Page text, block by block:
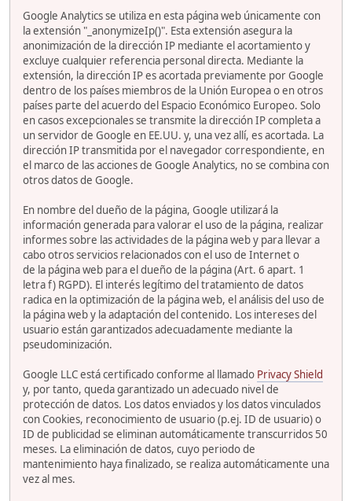
Google Analytics se utiliza en esta página web únicamente con
la extensión "_anonymizeIp()". Esta extensión asegura la
anonimización de la dirección IP mediante el acortamiento y
excluye cualquier referencia personal directa. Mediante la
extensión, la dirección IP es acortada previamente por Google
dentro de los países miembros de la Unión Europea o en otros
países parte del acuerdo del Espacio Económico Europeo. Solo
en casos excepcionales se transmite la dirección IP completa a
un servidor de Google en EE.UU. y, una vez allí, es acortada. La
dirección IP transmitida por el navegador correspondiente, en
el marco de las acciones de Google Analytics, no se combina con
otros datos de Google.
En nombre del dueño de la página, Google utilizará la
información generada para valorar el uso de la página, realizar
informes sobre las actividades de la página web y para llevar a
cabo otros servicios relacionados con el uso de Internet o
de la página web para el dueño de la página (Art. 6 apart. 1
letra f) RGPD). El interés legítimo del tratamiento de datos
radica en la optimización de la página web, el análisis del uso de
la página web y la adaptación del contenido. Los intereses del
usuario están garantizados adecuadamente mediante la
pseudominización.
Google LLC está certificado conforme al llamado Privacy Shield
y, por tanto, queda garantizado un adecuado nivel de
protección de datos. Los datos enviados y los datos vinculados
con Cookies, reconocimiento de usuario (p.ej. ID de usuario) o
ID de publicidad se eliminan automáticamente transcurridos 50
meses. La eliminación de datos, cuyo periodo de
mantenimiento haya finalizado, se realiza automáticamente una
vez al mes.